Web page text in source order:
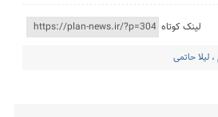
لینک کوتاه
،لیلا حاتمی